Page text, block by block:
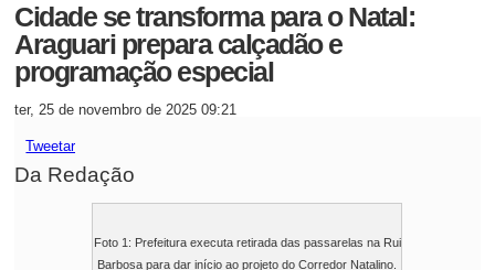
Cidade se transforma para o Natal:
Araguari prepara calçadão e
programação especial
ter, 25 de novembro de 2025 09:21
Tweetar
Da Redação
Foto 1: Prefeitura executa retirada das passarelas na Rui
Barbosa para dar início ao projeto do Corredor Natalino.